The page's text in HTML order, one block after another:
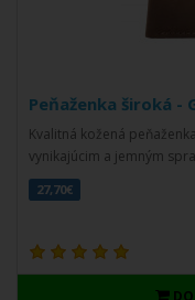
Peňaženka široká -
Kvalitná kožená
vynikajúcim a jemným
27,70€